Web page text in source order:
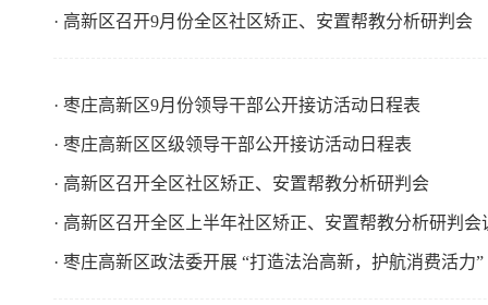
· 高新区召开9月份全区社区矫正、安置帮教分析研判会
· 枣庄高新区9月份领导干部公开接访活动日程表
· 枣庄高新区区级领导干部公开接访活动日程表
· 高新区召开全区社区矫正、安置帮教分析研判会
· 高新区召开全区上半年社区矫正、安置帮教分析研判会
· 枣庄高新区政法委开展 “打造法治高新，护航消费活力